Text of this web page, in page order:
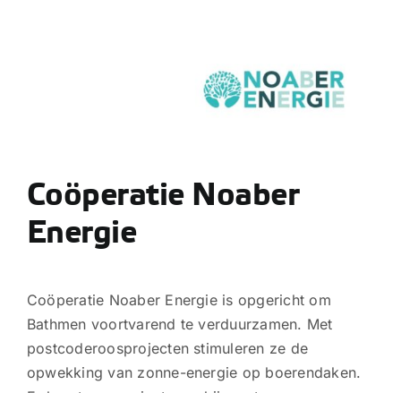
Coöperatie Noaber
Energie
Coöperatie Noaber Energie is opgericht om
Bathmen voortvarend te verduurzamen. Met
postcoderoosprojecten stimuleren ze de
opwekking van zonne-energie op boerendaken.